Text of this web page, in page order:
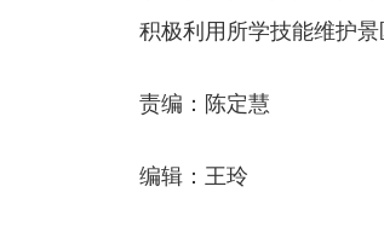
积极利用所学技能维护景
责编：陈定慧
编辑：王玲